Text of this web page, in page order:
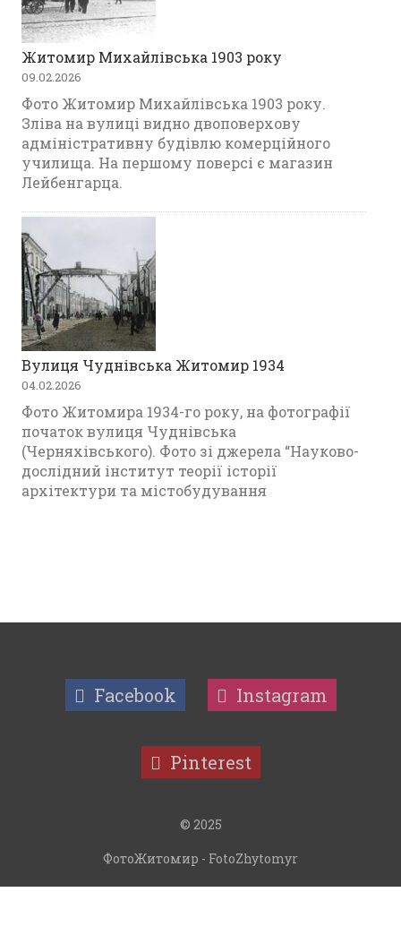
Житомир Михайлівська 1903 року
09.02.2026
Фото Житомир Михайлівська 1903 року.
Зліва на вулиці видно двоповерхову
адміністративну будівлю комерційного
училища. На першому поверсі є магазин
Лейбенгарца.
Вулиця Чуднівська Житомир 1934
04.02.2026
Фото Житомира 1934-го року, на фотографії
початок вулиця Чуднівська
(Черняхівського). Фото зі джерела “Науково-
дослідний інститут теорії історії
архітектури та містобудування
Facebook Instagram
Pinterest
© 2025
ФотоЖитомир - FotoZhytomyr